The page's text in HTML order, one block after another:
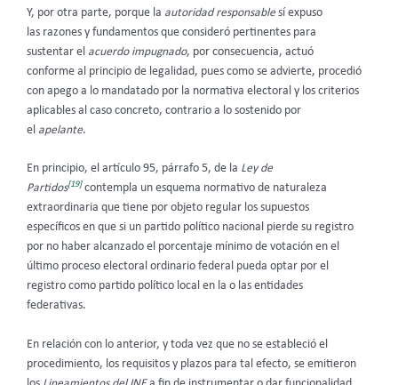
Y, por otra parte, porque la autoridad responsablesí expuso
las razones y fundamentos que consideró pertinentes para
sustentar el acuerdo impugnado, por consecuencia, actuó
conforme al principio de legalidad, pues como se advierte, procedió
con apego a lo mandatado por la normativa electoral y los criterios
aplicables al caso concreto, contrario a lo sostenido por
el apelante.
En principio, el artículo 95, párrafo 5, de la Ley de
Partidos[19] contempla un esquema normativo de naturaleza
extraordinaria que tiene por objeto regular los supuestos
específicos en que si un partido político nacional pierde su registro
por no haber alcanzado el porcentaje mínimo de votación en el
último proceso electoral ordinario federal pueda optar por el
registro como partido político local en la o las entidades
federativas.
En relación con lo anterior, y toda vez que no se estableció el
procedimiento, los requisitos y plazos para tal efecto, se emitieron